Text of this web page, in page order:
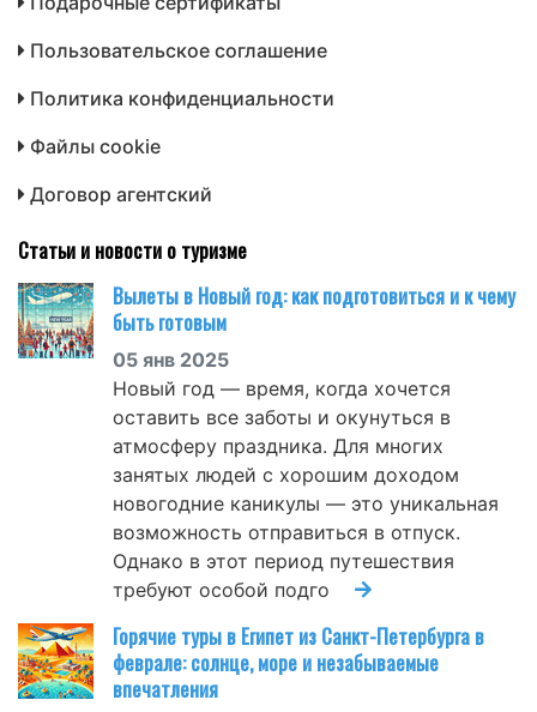
Пользовательское соглашение
Политика конфиденциальности
Файлы cookie
Договор агентский
Статьи и новости о туризме
Вылеты в Новый год: как подготовиться и к чему
быть готовым
05 янв 2025
Новый год — время, когда хочется
оставить все заботы и окунуться в
атмосферу праздника. Для многих
занятых людей с хорошим доходом
новогодние каникулы — это уникальная
возможность отправиться в отпуск.
Однако в этот период путешествия
требуют особой подго
Горячие туры в Египет из Санкт-Петербурга в
феврале: солнце, море и незабываемые
впечатления